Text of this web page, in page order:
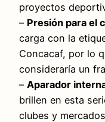
proyectos
– Presión para el
carga con la
Concacaf, por lo
consideraría un
– Aparador
brillen en esta
clubes y